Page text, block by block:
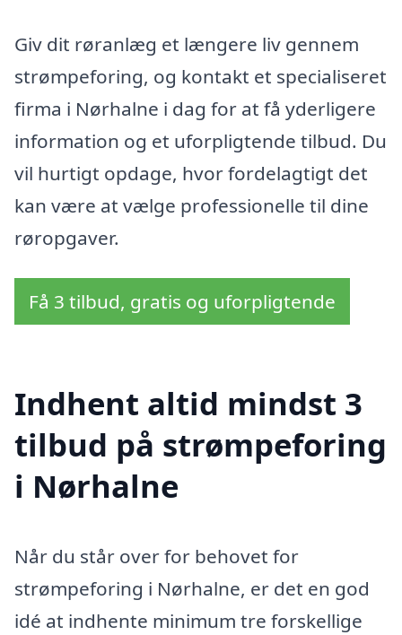
Giv dit røranlæg et længere liv gennem
strømpeforing, og kontakt et specialiseret
firma i Nørhalne i dag for at få yderligere
information og et uforpligtende tilbud. Du
vil hurtigt opdage, hvor fordelagtigt det
kan være at vælge professionelle til dine
røropgaver.
Få 3 tilbud, gratis og uforpligtende
Indhent altid mindst 3
tilbud på strømpeforing
i Nørhalne
Når du står over for behovet for
strømpeforing i Nørhalne, er det en god
idé at indhente minimum tre forskellige